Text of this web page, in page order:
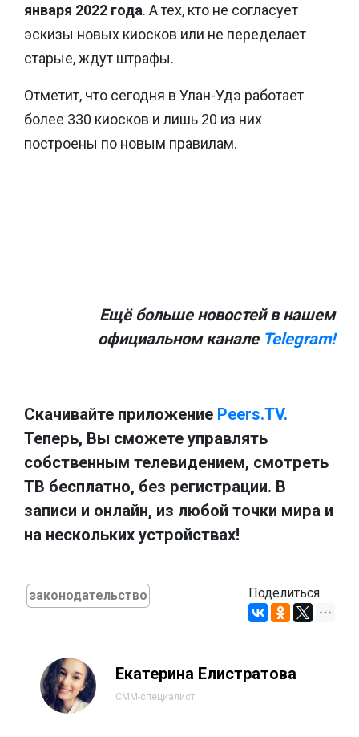
января 2022 года. А тех, кто не согласует
эскизы новых киосков или не переделает
старые, ждут штрафы.
Отметит, что сегодня в Улан-Удэ работает
более 330 киосков и лишь 20 из них
построены по новым правилам.
Ещё больше новостей в нашем
официальном канале Telegram!
Скачивайте приложение Peers.TV.
Теперь, Вы сможете управлять
собственным телевидением, смотреть
ТВ бесплатно, без регистрации. В
записи и онлайн, из любой точки мира и
на нескольких устройствах!
законодательство Поделиться
Екатерина Елистратова
СММ-специалист